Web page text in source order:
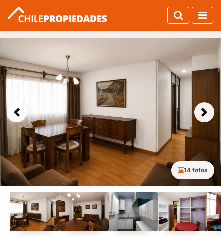
Previous Next
14 fotos